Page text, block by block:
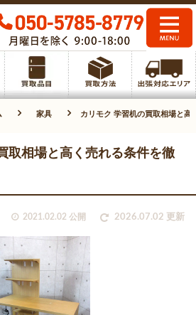
家具 カリモク 学習机の買取相場と高
取相場と高く売れる条件を徹
2021.02.02 公開 2026.07.02 更新